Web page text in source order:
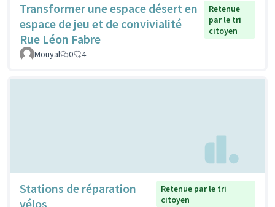
Transformer une espace désert en
espace de jeu et de convivialité
Rue Léon Fabre
Retenue
par le tri
citoyen
Mouyal 0 4
Stations de réparation
vélos
Retenue par le tri
citoyen